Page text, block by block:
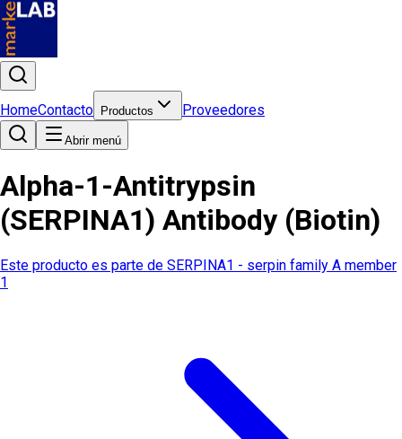
HomeContacto Productos Proveedores
Abrir menú
Alpha-1-Antitrypsin
(SERPINA1) Antibody (Biotin)
Este producto es parte de SERPINA1 - serpin family A member
1